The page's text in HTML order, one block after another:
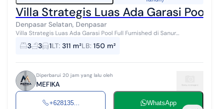
Villa Strategis Luas Ada Garasi Pool
Denpasar Selatan, Denpasar
Villa Strategis Luas Ada Garasi Pool Full Furnished di Sanur
31/10/2025 (NO.231) (@Leo) Detail Property Dijual : Villa Provinsi : Bali
Lokasi...
3 3 1LT: 311 m²LB: 150 m²
Diperbarui 20 jam yang lalu oleh
MEFIKA
+628135... WhatsApp